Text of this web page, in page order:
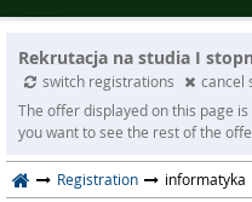
Rekrutacja na studia I
switch registrations
cancel
The offer displayed on this page
you want to see the rest of the
Registration informatyka